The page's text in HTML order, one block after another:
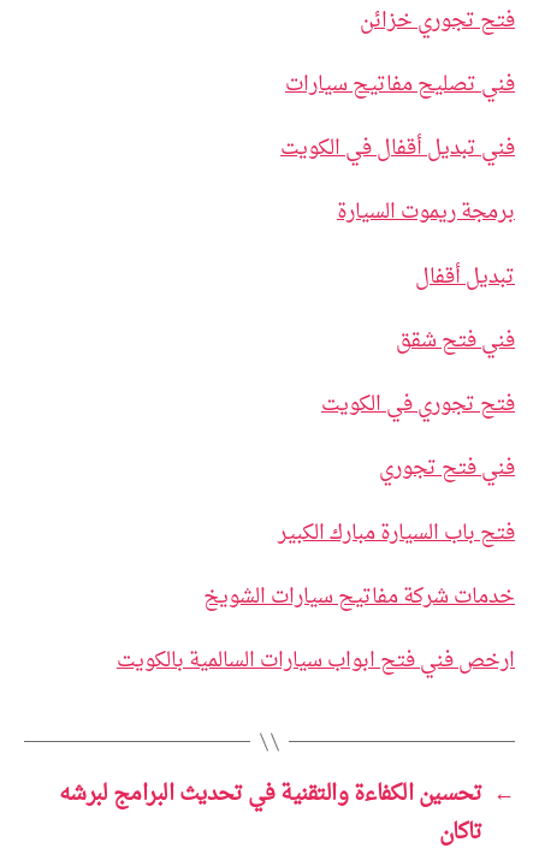
فتح تجوري خزائن
فني تصليح مفاتيح سيارات
فني تبديل أقفال في الكويت
برمجة ريموت السيارة
تبديل أقفال
فني فتح شقق
فتح تجوري في الكويت
فني فتح تجوري
فتح باب السيارة مبارك الكبير
خدمات شركة مفاتيح سيارات الشويخ
ارخص فني فتح ابواب سيارات السالمية بالكويت
← تحسين الكفاءة والتقنية في تحديث البرامج لبرشه
تاكان